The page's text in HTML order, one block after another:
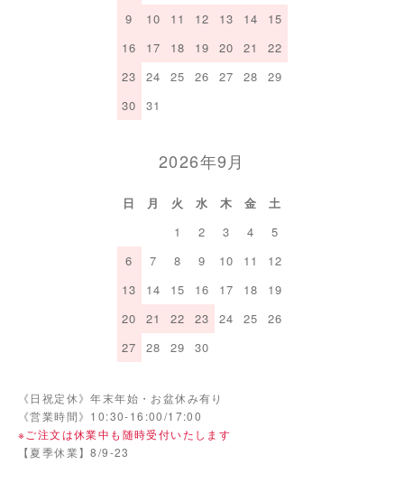
9
10 11 12 13 14
15
16
17 18 19 20 21
22
23
24 25 26 27 28
29
30
31
2026年9月
日 月 火 水 木 金
土
1
2 3 4
5
6
7 8 9 10 11
12
13
14 15 16 17 18
19
20
21 22 23 24 25
26
27
28 29 30
《日祝定休》年末年始・お盆休み有り
《営業時間》10:30-16:00/17:00
※ご注文は休業中も随時受付いたします
【夏季休業】8/9-23